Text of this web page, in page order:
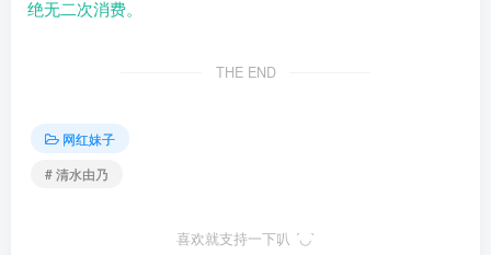
绝无二次消费。
THE END
网红妹子
# 清水由乃
喜欢就支持一下叭 ´◡`